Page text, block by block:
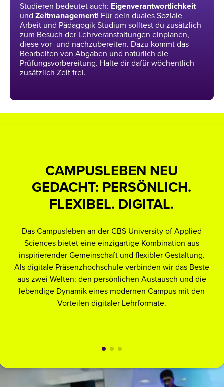
Studieren bedeutet auch: Eigenverantwortlichkeit
und Zeitmanagement! Für dein duales Soziale
Arbeit und Pädagogik Studium solltest du zusätzlich
zum Besuch der Lehrveranstaltungen einplanen,
diese vor- und nachzubereiten. Dazu kommt das
Bearbeiten von Abgaben und natürlich die
Prüfungsvorbereitung. Halte dir dafür wöchentlich
zusätzlich Zeit frei.
CAMPUSLEBEN NEU
GEDACHT: PERSÖNLICH.
FLEXIBEL. DIGITAL.
Das Campusleben an der CBS University of Applied
Sciences bietet eine einzigartige Kombination aus
inspirierender Gemeinschaft und flexibler Gestaltung.
Als digitale Präsenzhochschule verbinden wir das Beste
aus zwei Welten: den persönlichen Austausch und die
lebendige Dynamik eines modernen Campus mit den
Vorteilen digitaler Lehrformate.